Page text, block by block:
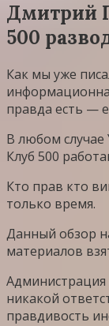
Дмитрий
500
Как мы уже
правда есть —
В любом случае
Клуб 500
Кто прав кто
только время.
Данный обзор
материалов
Администрация
никакой
правдивость